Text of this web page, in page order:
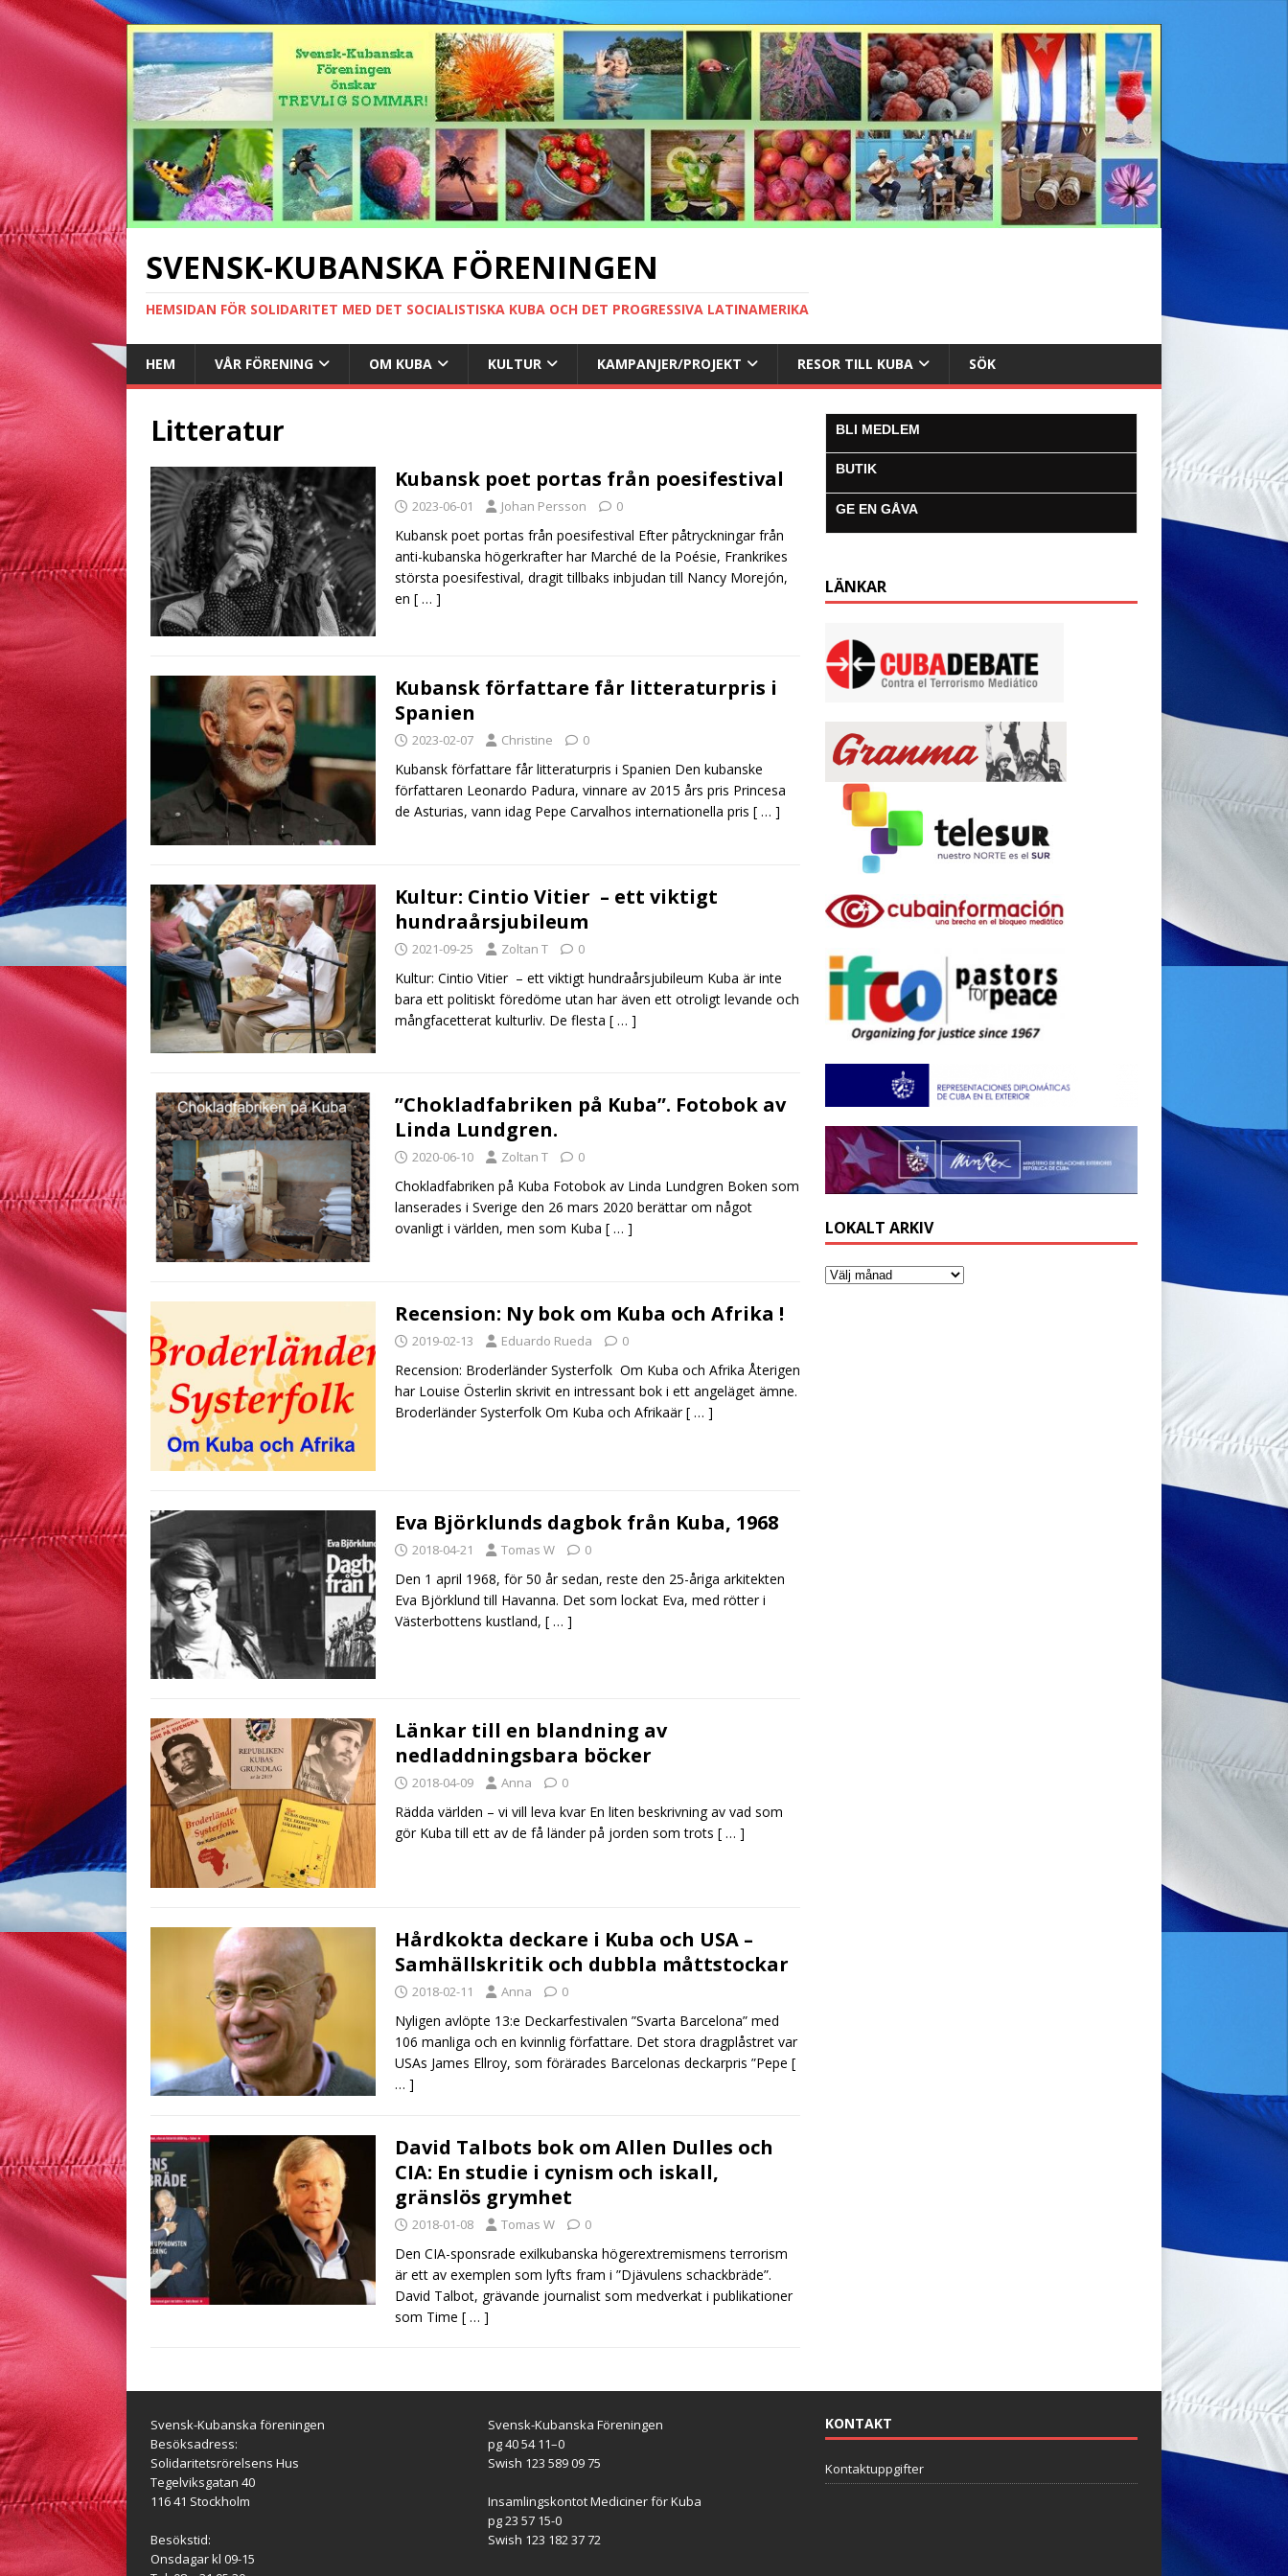
SVENSK-KUBANSKA FÖRENINGEN
HEMSIDAN FÖR SOLIDARITET MED DET SOCIALISTISKA KUBA OCH DET PROGRESSIVA LATINAMERIKA
HEM VÅR FÖRENING OM KUBA KULTUR KAMPANJER/PROJEKT RESOR TILL KUBA SÖK
Litteratur
Kubansk poet portas från poesifestival
2023-06-01 Johan Persson 0
Kubansk poet portas från poesifestival Efter påtryckningar från
anti-kubanska högerkrafter har Marché de la Poésie, Frankrikes
största poesifestival, dragit tillbaks inbjudan till Nancy Morejón,
en [ … ]
Kubansk författare får litteraturpris i
Spanien
2023-02-07 Christine 0
Kubansk författare får litteraturpris i Spanien Den kubanske
författaren Leonardo Padura, vinnare av 2015 års pris Princesa
de Asturias, vann idag Pepe Carvalhos internationella pris [ … ]
Kultur: Cintio Vitier – ett viktigt
hundraårsjubileum
2021-09-25 Zoltan T 0
Kultur: Cintio Vitier – ett viktigt hundraårsjubileum Kuba är inte
bara ett politiskt föredöme utan har även ett otroligt levande och
mångfacetterat kulturliv. De flesta [ … ]
”Chokladfabriken på Kuba”. Fotobok av
Linda Lundgren.
2020-06-10 Zoltan T 0
Chokladfabriken på Kuba Fotobok av Linda Lundgren Boken som
lanserades i Sverige den 26 mars 2020 berättar om något
ovanligt i världen, men som Kuba [ … ]
Recension: Ny bok om Kuba och Afrika !
2019-02-13 Eduardo Rueda 0
Recension: Broderländer Systerfolk Om Kuba och Afrika Återigen
har Louise Österlin skrivit en intressant bok i ett angeläget ämne.
Broderländer Systerfolk Om Kuba och Afrikaär[ … ]
Eva Björklunds dagbok från Kuba, 1968
2018-04-21 Tomas W 0
Den 1 april 1968, för 50 år sedan, reste den 25-åriga arkitekten
Eva Björklund till Havanna. Det som lockat Eva, med rötter i
Västerbottens kustland, [ … ]
Länkar till en blandning av
nedladdningsbara böcker
2018-04-09 Anna 0
Rädda världen – vi vill leva kvar En liten beskrivning av vad som
gör Kuba till ett av de få länder på jorden som trots [ … ]
Hårdkokta deckare i Kuba och USA –
Samhällskritik och dubbla måttstockar
2018-02-11 Anna 0
Nyligen avlöpte 13:e Deckarfestivalen ”Svarta Barcelona” med
106 manliga och en kvinnlig författare. Det stora dragplåstret var
USAs James Ellroy, som förärades Barcelonas deckarpris ”Pepe [
… ]
David Talbots bok om Allen Dulles och
CIA: En studie i cynism och iskall,
gränslös grymhet
2018-01-08 Tomas W 0
Den CIA-sponsrade exilkubanska högerextremismens terrorism
är ett av exemplen som lyfts fram i ”Djävulens schackbräde”.
David Talbot, grävande journalist som medverkat i publikationer
som Time [ … ]
BLI MEDLEM
BUTIK
GE EN GÅVA
LÄNKAR
LOKALT ARKIV
Svensk-Kubanska föreningen
Besöksadress:
Solidaritetsrörelsens Hus
Tegelviksgatan 40
116 41 Stockholm
Besökstid:
Onsdagar kl 09-15
Svensk-Kubanska Föreningen
pg 40 54 11–0
Swish 123 589 09 75
Insamlingskontot Mediciner för Kuba
pg 23 57 15-0
Swish 123 182 37 72
KONTAKT
Kontaktuppgifter